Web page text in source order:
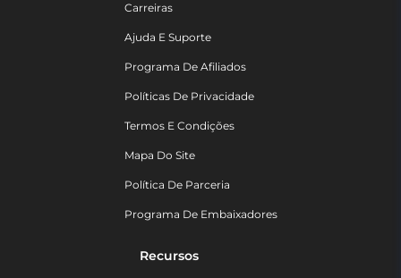
Carreiras
Ajuda E Suporte
Programa De Afiliados
Políticas De Privacidade
Termos E Condições
Mapa Do Site
Política De Parceria
Programa De Embaixadores
Recursos